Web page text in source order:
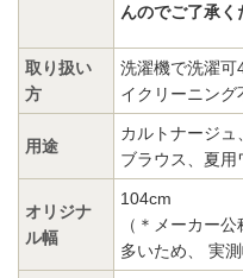
んのでご了承く
取り扱い
方
洗濯機で洗濯
イクリーニング
用途
カルトナージュ
ブラウス、夏
オリジナ
ル幅
104cm
（＊メーカー
多いため、 実